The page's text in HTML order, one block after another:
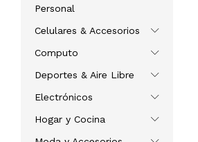
Personal
Celulares & Accesorios
Computo
Deportes & Aire Libre
Electrónicos
Hogar y Cocina